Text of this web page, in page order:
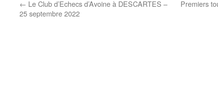
← Le Club d’Echecs d’Avoine à DESCARTES –
25 septembre 2022
Premiers